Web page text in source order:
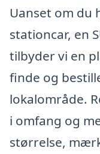
Uanset om du
stationcar, en
tilbyder vi en
finde og
lokalområde.
i omfang og
størrelse,